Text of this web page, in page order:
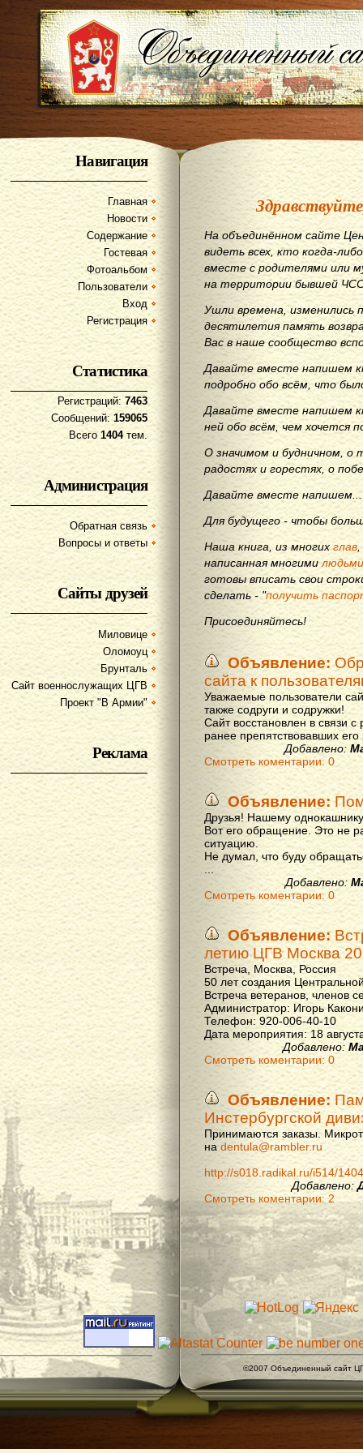
Навигация
Главная
Новости
Содержание
Гостевая
Фотоальбом
Пользователи
Вход
Регистрация
Статистика
Регистраций: 7463
Сообщений:159065
Всего 1404тем.
Администрация
Обратная связь
Вопросы и ответы
Сайты друзей
Миловице
Оломоуц
Брунталь
Сайт военнослужащих ЦГВ
Проект "В Армии"
Реклама
На объединённом сайте
видеть всех, кто когда-
вместе с родителями или
на территории бывшей
Ушли времена, изменились
десятилетия память
Вас в наше сообщество
Давайте вместе напишем
подробно обо всём, что
Давайте вместе напишем
ней обо всём, чем хочется
О значимом и будничном, о
радостях и горестях, о
Давайте вместе напишем...
Для будущего - чтобы
Наша книга, из многихглав
написанная многимилюдьми
готовы вписать свои
сделать - "получить
Присоединяйтесь!
Объявление:
сайта к
Уважаемые пользователи
также содруги и содружки!
Сайт восстановлен в связи
ранее препятствовавших
Добавлено:
Смотреть коментарии: 0
Объявление:
Друзья! Нашему
Вот его обращение. Это не
ситуацию.
Не думал, что буду
Добавлено:
Смотреть коментарии: 0
Объявление:
летию ЦГВ Москва
Встреча, Москва, Россия
50 лет создания
Встреча ветеранов, членов
Администратор: Игорь
Телефон: 920-006-40-10
Дата мероприятия: 18
Добавлено:
Смотреть коментарии: 0
Объявление:
Инстербургской
Принимаются заказы.
на dentula@rambler.ru
http://s018.radikal.ru/i514/
Добавлено:
Смотреть коментарии: 2
©2007 Объединенный сайт